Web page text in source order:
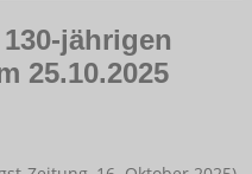
jährigen
25.10.2025